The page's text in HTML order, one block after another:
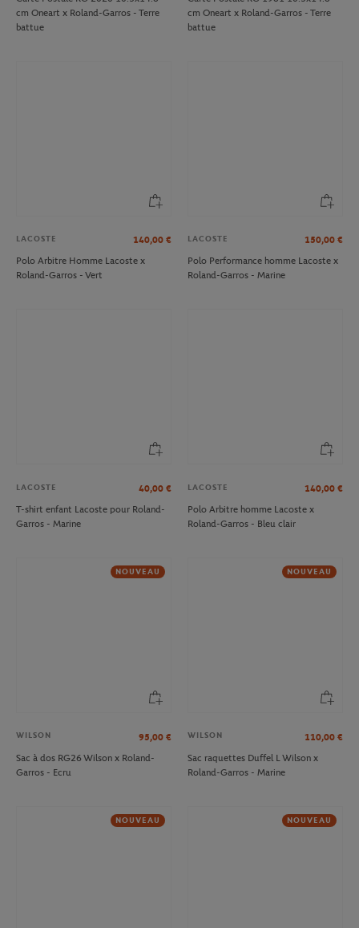
cm Oneart x Roland-Garros - Terre
battue
cm Oneart x Roland-Garros - Terre
battue
LACOSTE 140,00 €
Polo Arbitre Homme Lacoste x
Roland-Garros - Vert
LACOSTE 150,00 €
Polo Performance homme Lacoste x
Roland-Garros - Marine
LACOSTE 40,00 €
T-shirt enfant Lacoste pour Roland-
Garros - Marine
LACOSTE 140,00 €
Polo Arbitre homme Lacoste x
Roland-Garros - Bleu clair
NOUVEAU
WILSON 95,00 €
Sac à dos RG26 Wilson x Roland-
Garros - Ecru
NOUVEAU
WILSON 110,00 €
Sac raquettes Duffel L Wilson x
Roland-Garros - Marine
NOUVEAU NOUVEAU